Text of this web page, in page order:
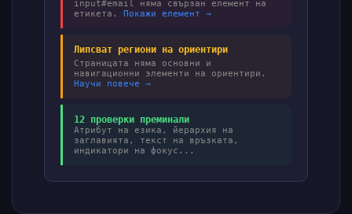
input#email няма свързан елемент на
етикета. Покажи елемент →
Липсват региони на ориентири
Страницата няма основни и
навигационни элементи на ориентири.
Научи повече →
12 проверки преминали
Атрибут на езика, йерархия на
заглавията, текст на връзката,
индикатори на фокус...